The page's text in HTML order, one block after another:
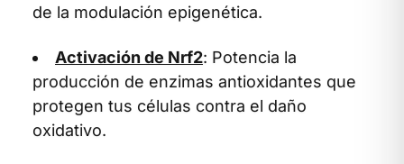
de la modulación epigenética.
Activación de Nrf2: Potencia la
producción de enzimas antioxidantes que
protegen tus células contra el daño
oxidativo.